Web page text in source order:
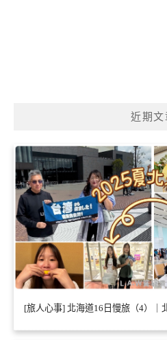
近期文
[旅人心事] 北海道16日慢旅（4）｜